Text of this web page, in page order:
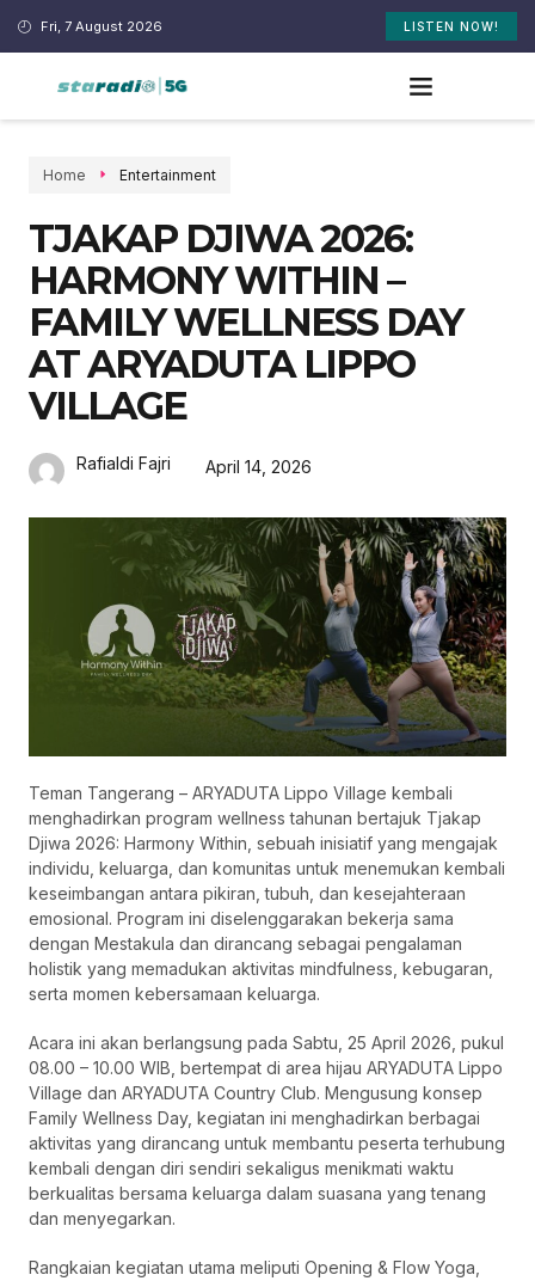
Fri, 7 August 2026 LISTEN NOW!
Home Entertainment
TJAKAP DJIWA 2026:
HARMONY WITHIN –
FAMILY WELLNESS DAY
AT ARYADUTA LIPPO
VILLAGE
Rafialdi Fajri April 14, 2026
Teman Tangerang – ARYADUTA Lippo Village kembali
menghadirkan program wellness tahunan bertajuk Tjakap
Djiwa 2026: Harmony Within, sebuah inisiatif yang mengajak
individu, keluarga, dan komunitas untuk menemukan kembali
keseimbangan antara pikiran, tubuh, dan kesejahteraan
emosional. Program ini diselenggarakan bekerja sama
dengan Mestakula dan dirancang sebagai pengalaman
holistik yang memadukan aktivitas mindfulness, kebugaran,
serta momen kebersamaan keluarga.
Acara ini akan berlangsung pada Sabtu, 25 April 2026, pukul
08.00 – 10.00 WIB, bertempat di area hijau ARYADUTA Lippo
Village dan ARYADUTA Country Club. Mengusung konsep
Family Wellness Day, kegiatan ini menghadirkan berbagai
aktivitas yang dirancang untuk membantu peserta terhubung
kembali dengan diri sendiri sekaligus menikmati waktu
berkualitas bersama keluarga dalam suasana yang tenang
dan menyegarkan.
Rangkaian kegiatan utama meliputi Opening & Flow Yoga,